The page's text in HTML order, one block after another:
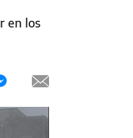
en los